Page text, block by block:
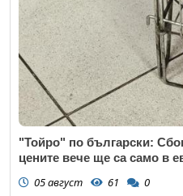
"Тойро" по български:
цените вече ще са само в
05 август 61 0